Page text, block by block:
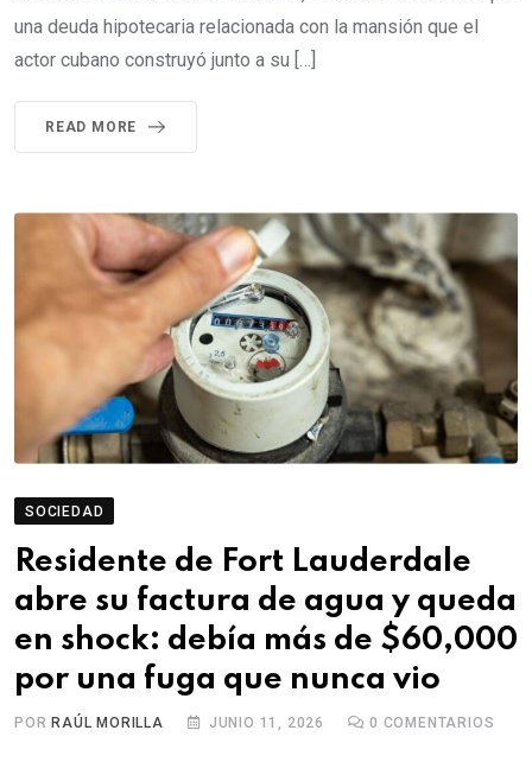
una deuda hipotecaria relacionada con la mansión que el
actor cubano construyó junto a su […]
READ MORE
SOCIEDAD
Residente de Fort Lauderdale
abre su factura de agua y queda
en shock: debía más de $60,000
por una fuga que nunca vio
POR RAÚL MORILLA JUNIO 11, 2026 0 COMENTARIOS